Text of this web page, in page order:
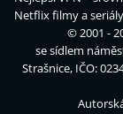
Netflix filmy a seriály
© 2001 -
se sídlem
Strašnice, IČO: